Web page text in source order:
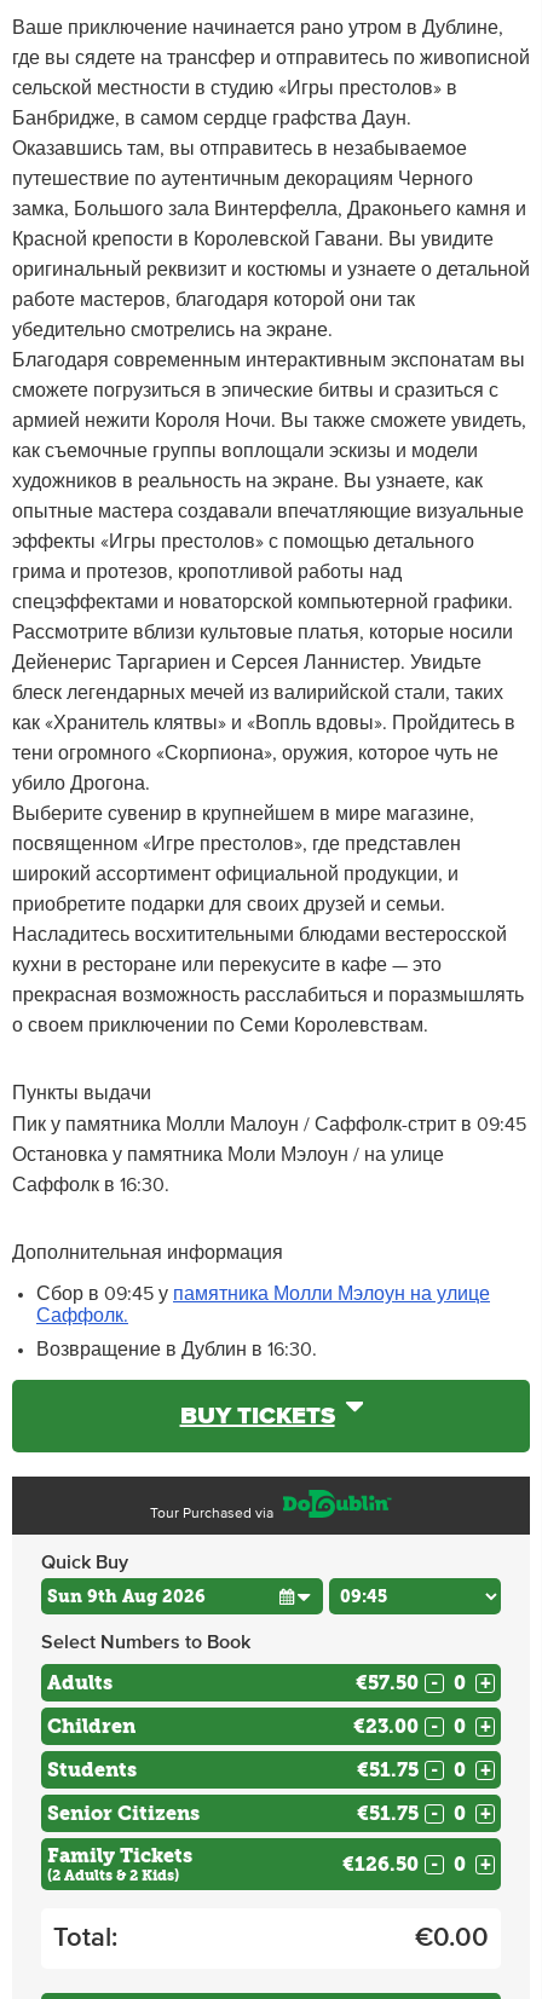
Ваше приключение начинается рано утром в Дублине,
где вы сядете на трансфер и отправитесь по живописной
сельской местности в студию «Игры престолов» в
Банбридже, в самом сердце графства Даун.
Оказавшись там, вы отправитесь в незабываемое
путешествие по аутентичным декорациям Черного
замка, Большого зала Винтерфелла, Драконьего камня и
Красной крепости в Королевской Гавани. Вы увидите
оригинальный реквизит и костюмы и узнаете о детальной
работе мастеров, благодаря которой они так
убедительно смотрелись на экране.
Благодаря современным интерактивным экспонатам вы
сможете погрузиться в эпические битвы и сразиться с
армией нежити Короля Ночи. Вы также сможете увидеть,
как съемочные группы воплощали эскизы и модели
художников в реальность на экране. Вы узнаете, как
опытные мастера создавали впечатляющие визуальные
эффекты «Игры престолов» с помощью детального
грима и протезов, кропотливой работы над
спецэффектами и новаторской компьютерной графики.
Рассмотрите вблизи культовые платья, которые носили
Дейенерис Таргариен и Серсея Ланнистер. Увидьте
блеск легендарных мечей из валирийской стали, таких
как «Хранитель клятвы» и «Вопль вдовы». Пройдитесь в
тени огромного «Скорпиона», оружия, которое чуть не
убило Дрогона.
Выберите сувенир в крупнейшем в мире магазине,
посвященном «Игре престолов», где представлен
широкий ассортимент официальной продукции, и
приобретите подарки для своих друзей и семьи.
Насладитесь восхитительными блюдами вестеросской
кухни в ресторане или перекусите в кафе — это
прекрасная возможность расслабиться и поразмышлять
о своем приключении по Семи Королевствам.
Пункты выдачи
Пик у памятника Молли Малоун / Саффолк-стрит в 09:45
Остановка у памятника Моли Мэлоун / на улице
Саффолк в 16:30.
Дополнительная информация
Сбор в 09:45 у памятника Молли Мэлоун на улице
Саффолк.
Возвращение в Дублин в 16:30.
BUY TICKETS
Tour Purchased via
Quick Buy
Select Numbers to Book
Adults €57.50 - +
Children €23.00 - +
Students €51.75 - +
Senior Citizens €51.75 - +
Family Tickets
(2 Adults & 2 Kids) €126.50 - +
Total: €0.00